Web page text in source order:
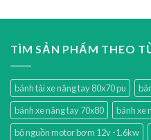
TÌM SẢN PHẨM THEO
bánh tải xe nâng tay 80x70 pu
bánh xe nâng tay 70x80
bánh xe
bộ nguồn motor bơm 12v -1.6kw